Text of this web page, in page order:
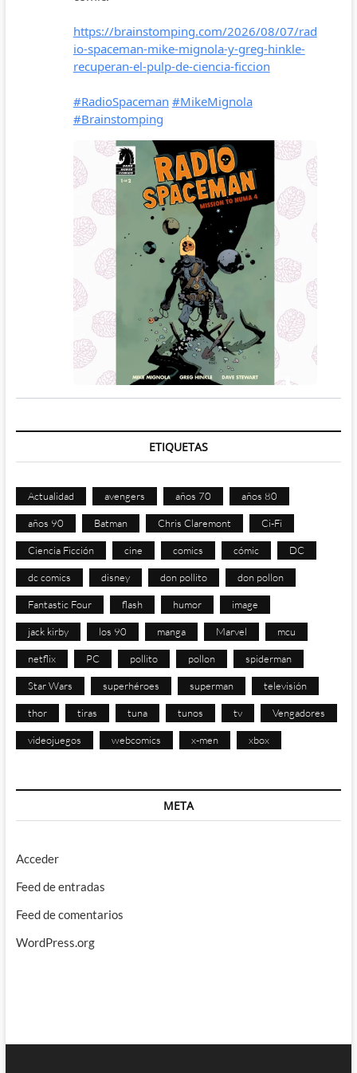
ETIQUETAS
Actualidad avengers años 70 años 80
años 90 Batman Chris Claremont Ci-Fi
Ciencia Ficción cine comics cómic DC
dc comics disney don pollito don pollon
Fantastic Four flash humor image
jack kirby los 90 manga Marvel mcu
netflix PC pollito pollon spiderman
Star Wars superhéroes superman televisión
thor tiras tuna tunos tv Vengadores
videojuegos webcomics x-men xbox
META
Acceder
Feed de entradas
Feed de comentarios
WordPress.org